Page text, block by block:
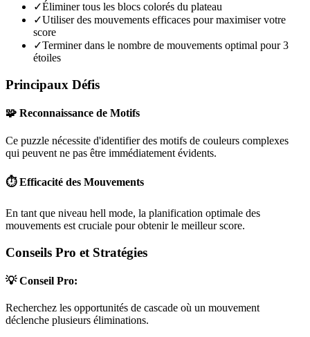
✓Éliminer tous les blocs colorés du plateau
✓Utiliser des mouvements efficaces pour maximiser votre
score
✓Terminer dans le nombre de mouvements optimal pour 3
étoiles
Principaux Défis
🧩 Reconnaissance de Motifs
Ce puzzle nécessite d'identifier des motifs de couleurs complexes
qui peuvent ne pas être immédiatement évidents.
⏱️ Efficacité des Mouvements
En tant que niveau hell mode, la planification optimale des
mouvements est cruciale pour obtenir le meilleur score.
Conseils Pro et Stratégies
💡 Conseil Pro:
Recherchez les opportunités de cascade où un mouvement
déclenche plusieurs éliminations.